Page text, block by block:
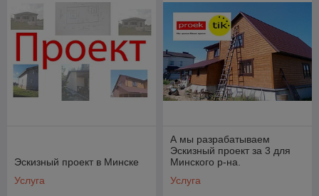
Эскизный проект в Минске
Услуга
А мы разрабатываем
Эскизный проект за 3 для
Минского р-на.
Услуга